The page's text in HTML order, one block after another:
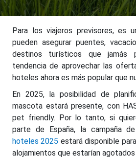
Para los viajeros previsores, es
pueden asegurar puentes,
destinos turísticos que jamás
tendencia de aprovechar las
hoteles ahora es más popular que
En 2025, la posibilidad de
mascota estará presente, con
pet friendly. Por lo tanto, si
parte de España, la campaña
hoteles 2025 estará disponible
alojamientos que estarían